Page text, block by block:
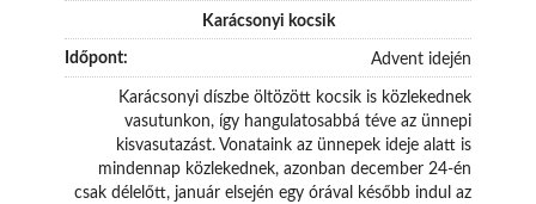
Karácsonyi kocsik
Advent idején
Karácsonyi díszbe öltözött kocsik is közlekednek
vasutunkon, így hangulatosabbá téve az ünnepi
kisvasutazást. Vonataink az ünnepek ideje alatt is
mindennap közlekednek, azonban december 24-én
csak délelőtt, január elsején egy órával később indul az